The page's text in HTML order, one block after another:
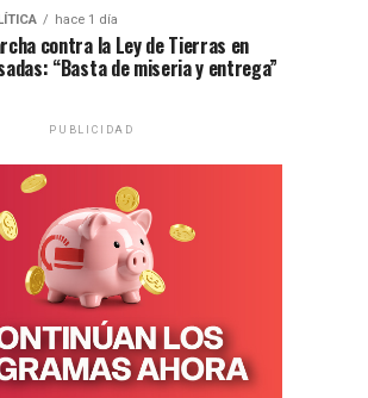
hace 1 día
contra la Ley de Tierras en
“Basta de miseria y entrega”
PUBLICIDAD